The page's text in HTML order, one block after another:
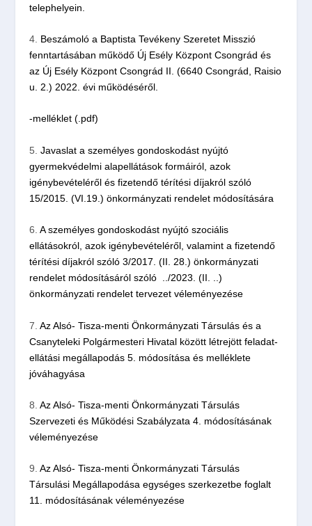
telephelyein.
4. Beszámoló a Baptista Tevékeny Szeretet Misszió
fenntartásában működő Új Esély Központ Csongrád és
az Új Esély Központ Csongrád II. (6640 Csongrád, Raisio
u. 2.) 2022. évi működéséről.
-melléklet (.pdf)
5.Javaslat a személyes gondoskodást nyújtó
gyermekvédelmi alapellátások formáiról, azok
igénybevételéről és fizetendő térítési díjakról szóló
15/2015. (VI.19.) önkormányzati rendelet módosítására
6.A személyes gondoskodást nyújtó szociális
ellátásokról, azok igénybevételéről, valamint a fizetendő
térítési díjakról szóló 3/2017. (II. 28.) önkormányzati
rendelet módosításáról szóló ../2023. (II. ..)
önkormányzati rendelet tervezet véleményezése
7.Az Alsó- Tisza-menti Önkormányzati Társulás és a
Csanyteleki Polgármesteri Hivatal között létrejött feladat-
ellátási megállapodás 5. módosítása és melléklete
jóváhagyása
8.Az Alsó- Tisza-menti Önkormányzati Társulás
Szervezeti és Működési Szabályzata 4. módosításának
véleményezése
9.Az Alsó- Tisza-menti Önkormányzati Társulás
Társulási Megállapodása egységes szerkezetbe foglalt
11. módosításának véleményezése